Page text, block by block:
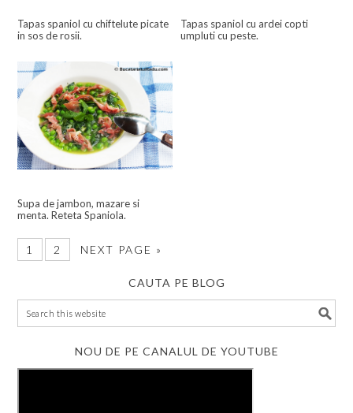
Tapas spaniol cu chiftelute picate
in sos de rosii.
Tapas spaniol cu ardei copti
umpluti cu peste.
Supa de jambon, mazare si
menta. Reteta Spaniola.
1 2 NEXT PAGE »
CAUTA PE BLOG
NOU DE PE CANALUL DE YOUTUBE